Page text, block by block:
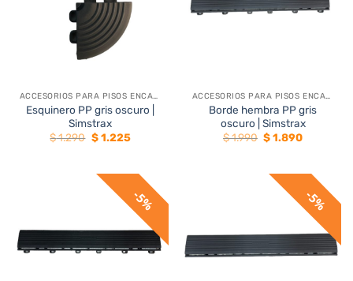
ACCESORIOS PARA PISOS ENCASTRABLES
Esquinero PP gris oscuro |
Simstrax
$1.290 El
precio
$ 1.290.
$1.225El
$ 1.225.
ACCESORIOS PARA PISOS ENCASTRABLES
Borde hembra PP gris
oscuro | Simstrax
$1.990 El
precio
$ 1.990.
$1.890El
$ 1.890.
5% 5%